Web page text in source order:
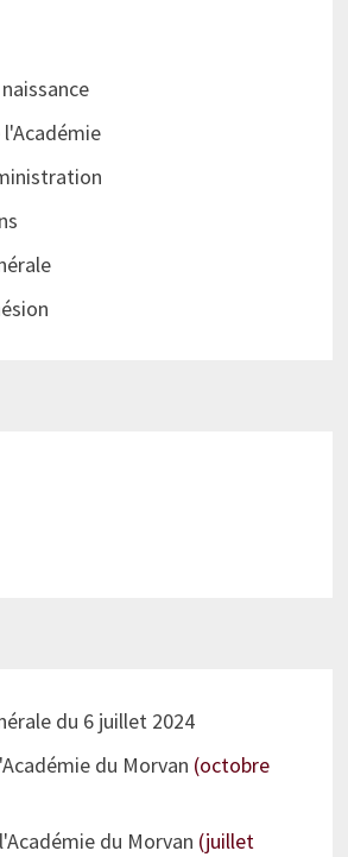
du 6 juillet 2024
du Morvan (octobre
du Morvan (juillet